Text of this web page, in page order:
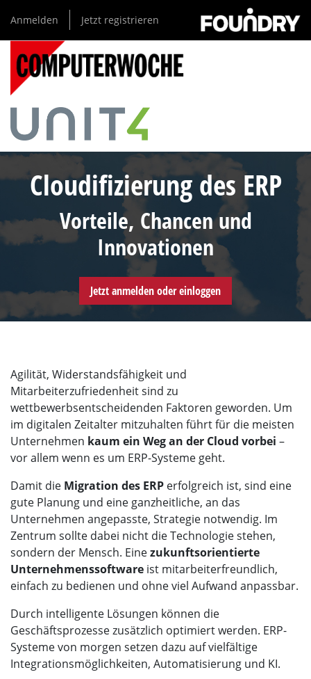
zum
Inhalt
Anmelden Jetzt registrieren
Cloudifizierung des ERP
Vorteile, Chancen und
Innovationen
Jetzt anmelden oder einloggen
Agilität, Widerstandsfähigkeit und
Mitarbeiterzufriedenheit sind zu
wettbewerbsentscheidenden Faktoren geworden. Um
im digitalen Zeitalter mitzuhalten führt für die meisten
Unternehmen kaum ein Weg an der Cloud vorbei –
vor allem wenn es um ERP-Systeme geht.
Damit die Migration des ERP erfolgreich ist, sind eine
gute Planung und eine ganzheitliche, an das
Unternehmen angepasste, Strategie notwendig. Im
Zentrum sollte dabei nicht die Technologie stehen,
sondern der Mensch. Einezukunftsorientierte
Unternehmenssoftware ist mitarbeiterfreundlich,
einfach zu bedienen und ohne viel Aufwand anpassbar.
Durch intelligente Lösungen können die
Geschäftsprozesse zusätzlich optimiert werden. ERP-
Systeme von morgen setzen dazu auf vielfältige
Integrationsmöglichkeiten, Automatisierung und KI.